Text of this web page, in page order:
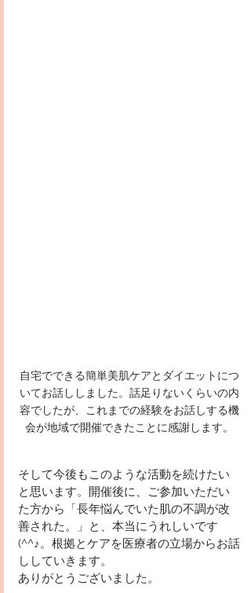
自宅でできる簡単美肌ケアとダイエットにつ
いてお話ししました。話足りないくらいの内
容でしたが、これまでの経験をお話しする機
会が地域で開催できたことに感謝します。
そして今後もこのような活動を続けたい
と思います。開催後に、ご参加いただい
た方から「長年悩んでいた肌の不調が改
善された。」と、本当にうれしいです
(^^♪。根拠とケアを医療者の立場からお話
ししていきます。
ありがとうございました。